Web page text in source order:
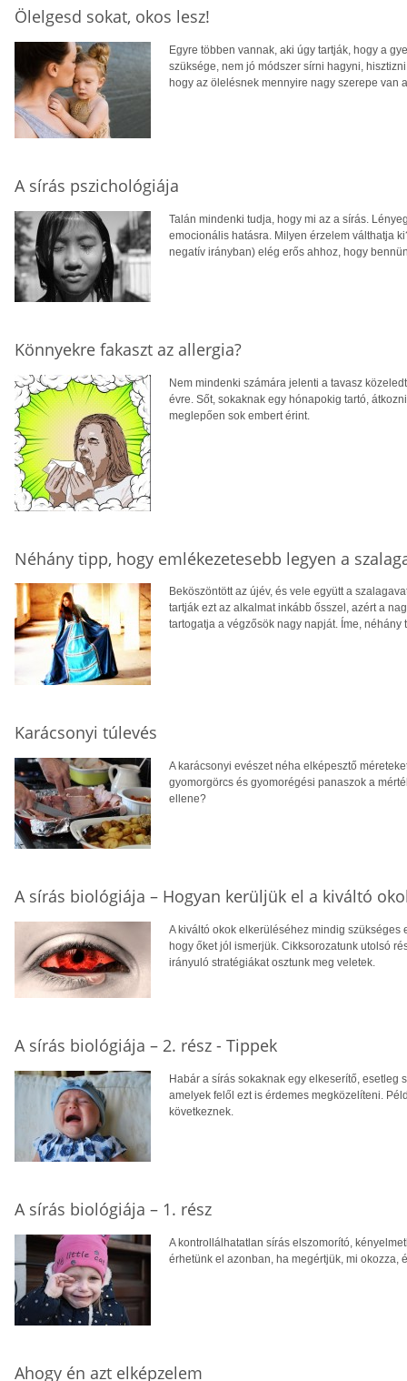
Ölelgesd sokat, okos lesz!
Egyre többen vannak, aki úgy tartják, hogy a
szüksége, nem jó módszer sírni hagyni,
hogy az ölelésnek mennyire nagy szerepe van
A sírás pszichológiája
Talán mindenki tudja, hogy mi az a sírás.
emocionális hatásra. Milyen érzelem válthatja
negatív irányban) elég erős ahhoz, hogy
Könnyekre fakaszt az allergia?
Nem mindenki számára jelenti a tavasz
évre. Sőt, sokaknak egy hónapokig tartó,
meglepően sok embert érint.
Néhány tipp, hogy emlékezetesebb legyen a
Beköszöntött az újév, és vele együtt a
tartják ezt az alkalmat inkább ősszel, azért a
tartogatja a végzősök nagy napját. Íme,
Karácsonyi túlevés
A karácsonyi evészet néha elképesztő
gyomorgörcs és gyomorégési panaszok a
ellene?
A sírás biológiája – Hogyan kerüljük el a kiváltó
A kiváltó okok elkerüléséhez mindig szükséges
hogy őket jól ismerjük. Cikksorozatunk utolsó
irányuló stratégiákat osztunk meg veletek.
A sírás biológiája – 2. rész - Tippek
Habár a sírás sokaknak egy elkeserítő,
amelyek felől ezt is érdemes megközelíteni.
következnek.
A sírás biológiája – 1. rész
A kontrollálhatatlan sírás elszomorító,
érhetünk el azonban, ha megértjük, mi okozza,
Ahogy én azt elképzelem